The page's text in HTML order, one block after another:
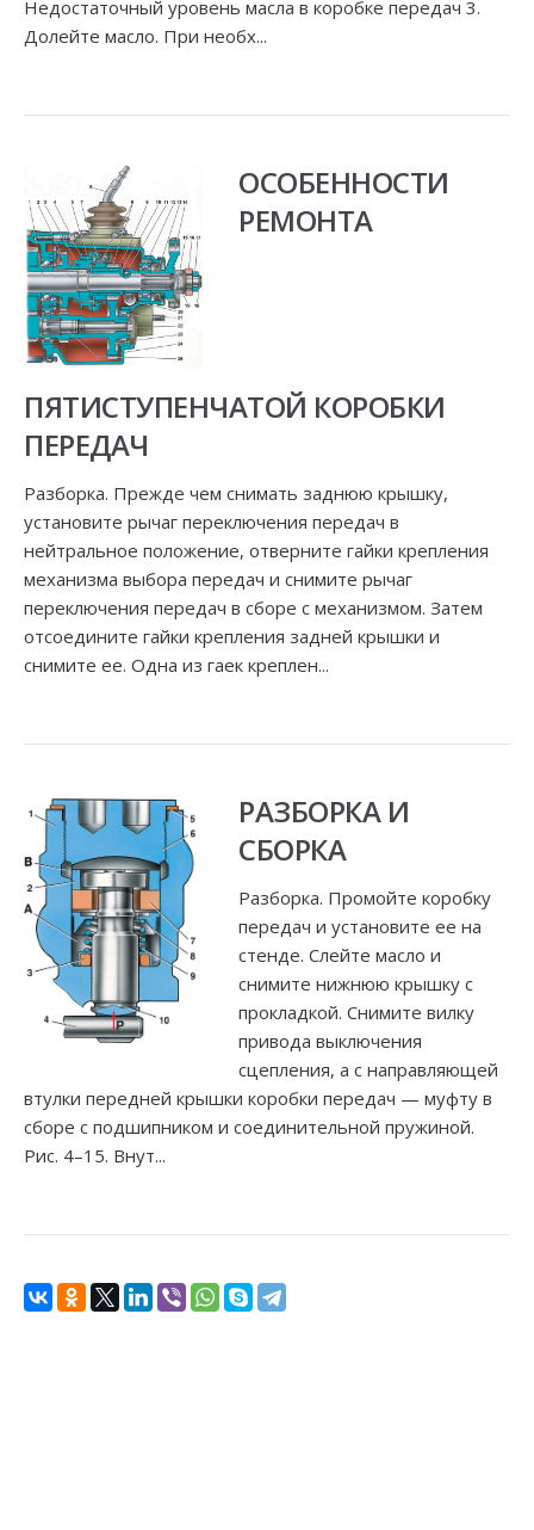
Недостаточный уровень масла в коробке передач 3.
Долейте масло. При необх...
ОСОБЕННОСТИ
РЕМОНТА
ПЯТИСТУПЕНЧАТОЙ КОРОБКИ
ПЕРЕДАЧ
Разборка. Прежде чем снимать заднюю крышку,
установите рычаг переключения передач в
нейтральное положение, отверните гайки крепления
механизма выбора передач и снимите рычаг
переключения передач в сборе с механизмом. Затем
отсоедините гайки крепления задней крышки и
снимите ее. Одна из гаек креплен...
РАЗБОРКА И
СБОРКА
Разборка. Промойте коробку
передач и установите ее на
стенде. Слейте масло и
снимите нижнюю крышку с
прокладкой. Снимите вилку
привода выключения
сцепления, а с направляющей
втулки передней крышки коробки передач — муфту в
сборе с подшипником и соединительной пружиной.
Рис. 4–15. Внут...